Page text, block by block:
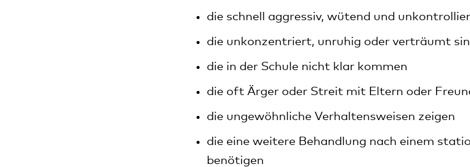
die schnell aggressiv, wütend und
die unkonzentriert, unruhig oder verträumt
die in der Schule nicht klar kommen
die oft Ärger oder Streit mit Eltern oder
die ungewöhnliche Verhaltensweisen zeigen
die eine weitere Behandlung nach einem
benötigen